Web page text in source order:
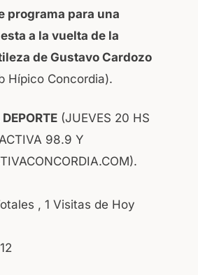
programa para una
a la vuelta de la
de Gustavo Cardozo
Hípico Concordia).
(JUEVES 20 HS
98.9 Y
, 1 Visitas de Hoy
12